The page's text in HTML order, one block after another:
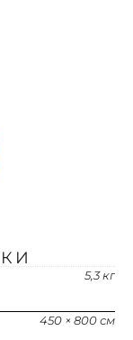
5,3 кг
450 × 800 см